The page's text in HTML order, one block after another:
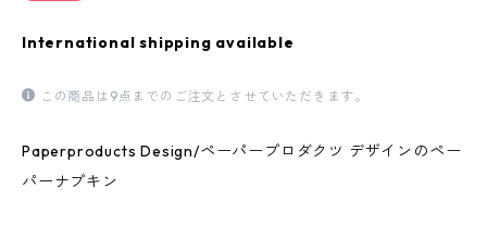
International shipping available
この商品は9点までのご注文とさせていただきます。
Paperproducts Design/ペーパープロダクツ デザインのペー
パーナプキン